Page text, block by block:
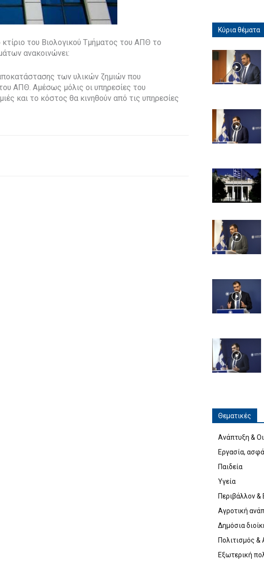
του Βιολογικού Τμήματος του ΑΠΘ το
ανακοινώνει:
των υλικών ζημιών που
ΑΠΘ. Αμέσως μόλις οι υπηρεσίες του
και το κόστος θα κινηθούν από τις υπηρεσίες
Κύρια θέματα
Θεματικές
Ανάπτυξη &
Εργασία,
Παιδεία
Υγεία
Περιβάλλον &
Αγροτική
Δημόσια
Πολιτισμός &
Εξωτερική